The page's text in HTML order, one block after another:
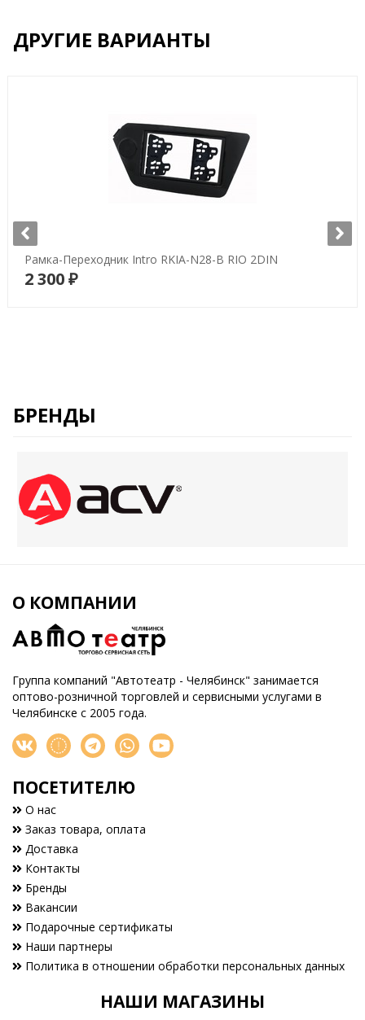
ДРУГИЕ ВАРИАНТЫ
Рамка-Переходник Intro RKIA-N28-B RIO 2DIN
2 300 ₽
БРЕНДЫ
О КОМПАНИИ
Группа компаний "Автотеатр - Челябинск" занимается
оптово-розничной торговлей и сервисными услугами в
Челябинске с 2005 года.
ПОСЕТИТЕЛЮ
О нас
Заказ товара, оплата
Доставка
Контакты
Бренды
Вакансии
Подарочные сертификаты
Наши партнеры
Политика в отношении обработки персональных данных
НАШИ МАГАЗИНЫ